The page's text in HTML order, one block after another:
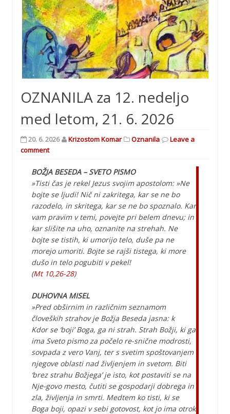
OZNANILA za 12. nedeljo
med letom, 21. 6. 2026
20. 6. 2026 Krizostom Komar Oznanila
Leave a
comment
BOŽJA BESEDA – SVETO PISMO
»Tisti čas je rekel Jezus svojim apostolom: »Ne
bojte se ljudi! Nič ni zakritega, kar se ne bo
razodelo, in skritega, kar se ne bo spoznalo. Kar
vam pravim v temi, povejte pri belem dnevu; in
kar slišite na uho, oznanite na strehah. Ne
bojte se tistih, ki umorijo telo, duše pa ne
morejo umoriti. Bojte se rajši tistega, ki more
dušo in telo pogubiti v pekel!
(Mt 10,26-28)
DUHOVNA MISEL
»Pred obširnim in različnim seznamom
človeških strahov je Božja Beseda jasna: k
Kdor se ‘boji’ Boga, ga ni strah. Strah Božji, ki ga
ima Sveto pismo za počelo re-snične modrosti,
sovpada z vero Vanj, ter s svetim spoštovanjem
njegove oblasti nad življenjem in svetom. Biti
‘brez strahu Božjega’ je isto, kot postaviti se na
Nje-govo mesto, čutiti se gospodarji dobrega in
zla, življenja in smrti. Medtem ko tisti, ki se
Boga boji, opazi v sebi gotovost, kot jo ima otrok